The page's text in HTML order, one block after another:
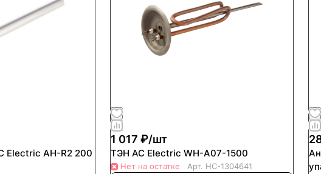
Electric AH-R2 200
1 017 ₽/шт
ТЭН AC Electric WH-A07-1500
Нет на остатке Арт. НС-1304641